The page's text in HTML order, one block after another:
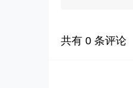
共有 0 条评论